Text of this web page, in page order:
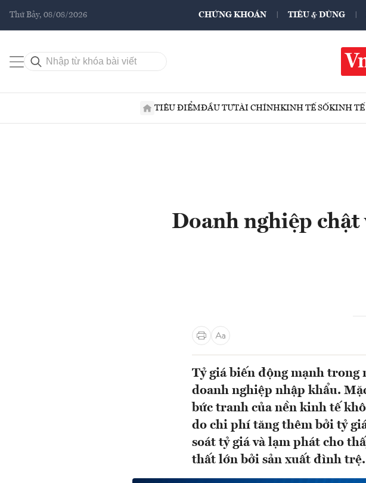
Thứ Bảy, 08/08/2026 CHỨNG KHOÁN TIÊU & DÙNG
TIÊU ĐIỂMĐẦU TƯTÀI CHÍNHKINH TẾ SỐKINH
Doanh nghiệp chật
Tỷ giá biến động mạnh trong
doanh nghiệp nhập khẩu.
bức tranh của nền kinh tế
do chi phí tăng thêm bởi tỷ
soát tỷ giá và lạm phát cho
thất lớn bởi sản xuất đình